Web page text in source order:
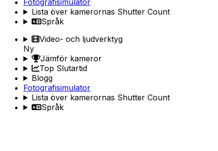
Fotografisimulator
Lista över kamerornas Shutter Count
Språk
Video- och ljudverktyg
Ny
Jämför kameror
Top Slutartid
Blogg
Fotografisimulator
Lista över kamerornas Shutter Count
Språk